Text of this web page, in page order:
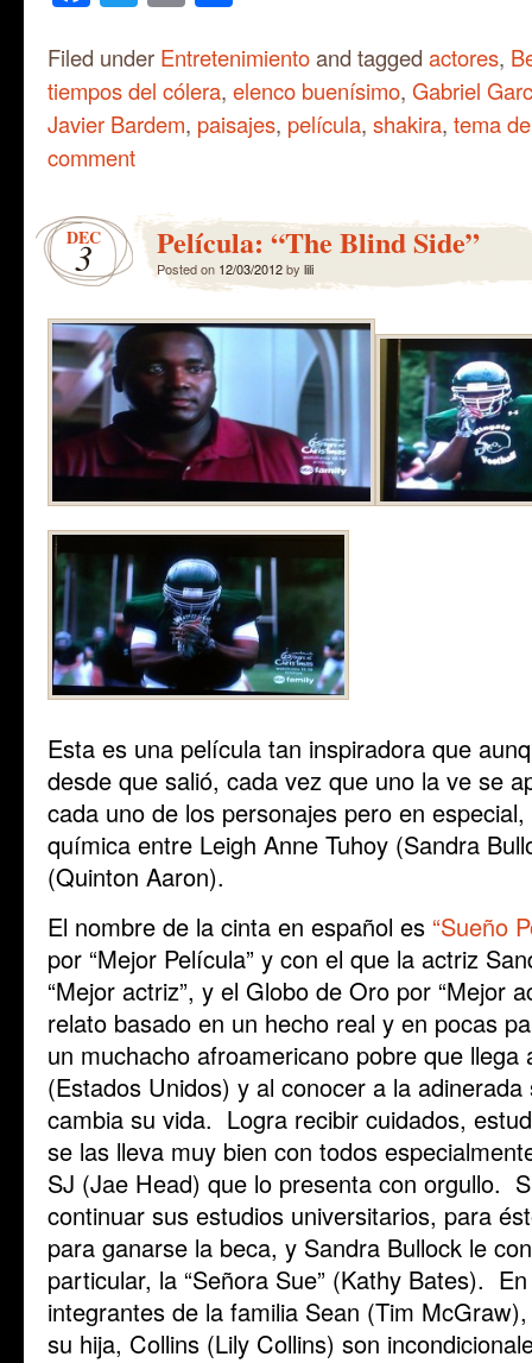
Filed under Entretenimientoand tagged actores,
tiempos del cólera, elenco buenísimo, Gabriel
Javier Bardem, paisajes, película, shakira, tema
comment
DEC
3 Película: “The Blind Side”
Posted on 12/03/2012by lili
Esta es una película tan inspiradora que
desde que salió, cada vez que uno la ve se
cada uno de los personajes pero en
química entre Leigh Anne Tuhoy (Sandra
(Quinton Aaron).
El nombre de la cinta en español es “Sueño
por “Mejor Película” y con el que la actriz
“Mejor actriz”, y el Globo de Oro por “Mejor
relato basado en un hecho real y en pocas
un muchacho afroamericano pobre que llega
(Estados Unidos) y al conocer a la
cambia su vida. Logra recibir cuidados,
se las lleva muy bien con todos
SJ (Jae Head) que lo presenta con orgullo.
continuar sus estudios universitarios, para
para ganarse la beca, y Sandra Bullock le
particular, la “Señora Sue” (Kathy Bates).
integrantes de la familia Sean (Tim
su hija, Collins (Lily Collins) son